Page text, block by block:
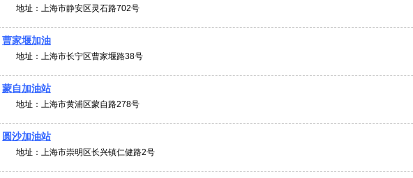
地址： 上海市静安区灵石路702号
曹家堰加油
地址： 上海市长宁区曹家堰路38号
蒙自加油站
地址： 上海市黄浦区蒙自路278号
圆沙加油站
地址： 上海市崇明区长兴镇仁健路2号